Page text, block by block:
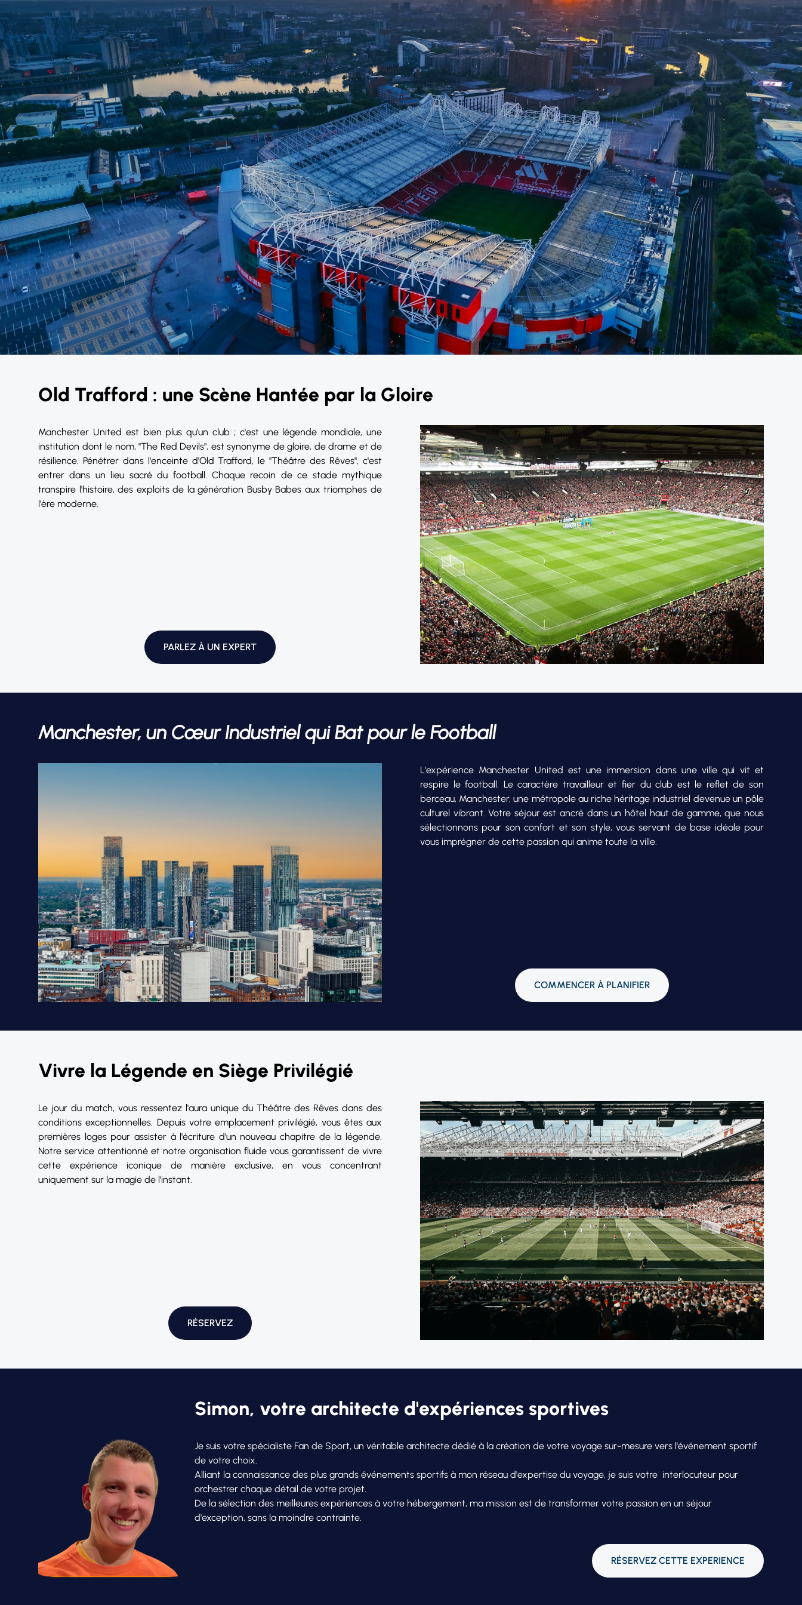
Old Trafford : une Scène Hantée par la Gloire
Manchester United est bien plus qu'un club ; c'est une légende mondiale, une
institution dont le nom, "The Red Devils", est synonyme de gloire, de drame et de
résilience. Pénétrer dans l'enceinte d'Old Trafford, le "Théâtre des Rêves", c'est
entrer dans un lieu sacré du football. Chaque recoin de ce stade mythique
transpire l'histoire, des exploits de la génération Busby Babes aux triomphes de
l'ère moderne.
PARLEZ À UN EXPERT
Manchester, un Cœur Industriel qui Bat pour le Football
L'expérience Manchester United est une immersion dans une ville qui vit et
respire le football. Le caractère travailleur et fier du club est le reflet de son
berceau, Manchester, une métropole au riche héritage industriel devenue un pôle
culturel vibrant. Votre séjour est ancré dans un hôtel haut de gamme, que nous
sélectionnons pour son confort et son style, vous servant de base idéale pour
vous imprégner de cette passion qui anime toute la ville.
COMMENCER À PLANIFIER
Vivre la Légende en Siège Privilégié
Le jour du match, vous ressentez l'aura unique du Théâtre des Rêves dans des
conditions exceptionnelles. Depuis votre emplacement privilégié, vous êtes aux
premières loges pour assister à l'écriture d'un nouveau chapitre de la légende.
Notre service attentionné et notre organisation fluide vous garantissent de vivre
cette expérience iconique de manière exclusive, en vous concentrant
uniquement sur la magie de l'instant.
RÉSERVEZ
Simon, votre architecte d'expériences sportives
Je suis votre spécialiste Fan de Sport, un véritable architecte dédié à la création de votre voyage sur-mesure vers l'événement sportif
de votre choix.
Alliant la connaissance des plus grands événements sportifs à mon réseau d'expertise du voyage, je suis votre interlocuteur pour
orchestrer chaque détail de votre projet.
De la sélection des meilleures expériences à votre hébergement, ma mission est de transformer votre passion en un séjour
d'exception, sans la moindre contrainte.
RÉSERVEZ CETTE EXPERIENCE